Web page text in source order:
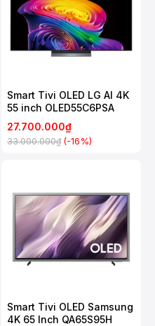
Smart Tivi OLED LG AI 4K
55 inch OLED55C6PSA
27.700.000₫
33.000.000₫ (-16%)
Smart Tivi OLED Samsung
4K 65 Inch QA65S95H